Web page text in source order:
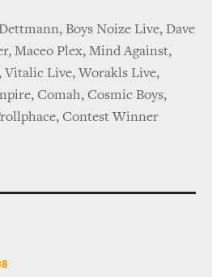
Boys Noize Live, Dave
Maceo Plex, Mind Against,
Vitalic Live, Worakls Live,
Comah, Cosmic Boys,
Contest Winner